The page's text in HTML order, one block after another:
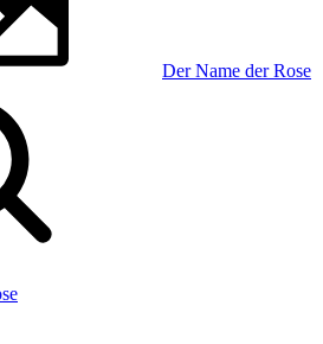
Der Name der Rose